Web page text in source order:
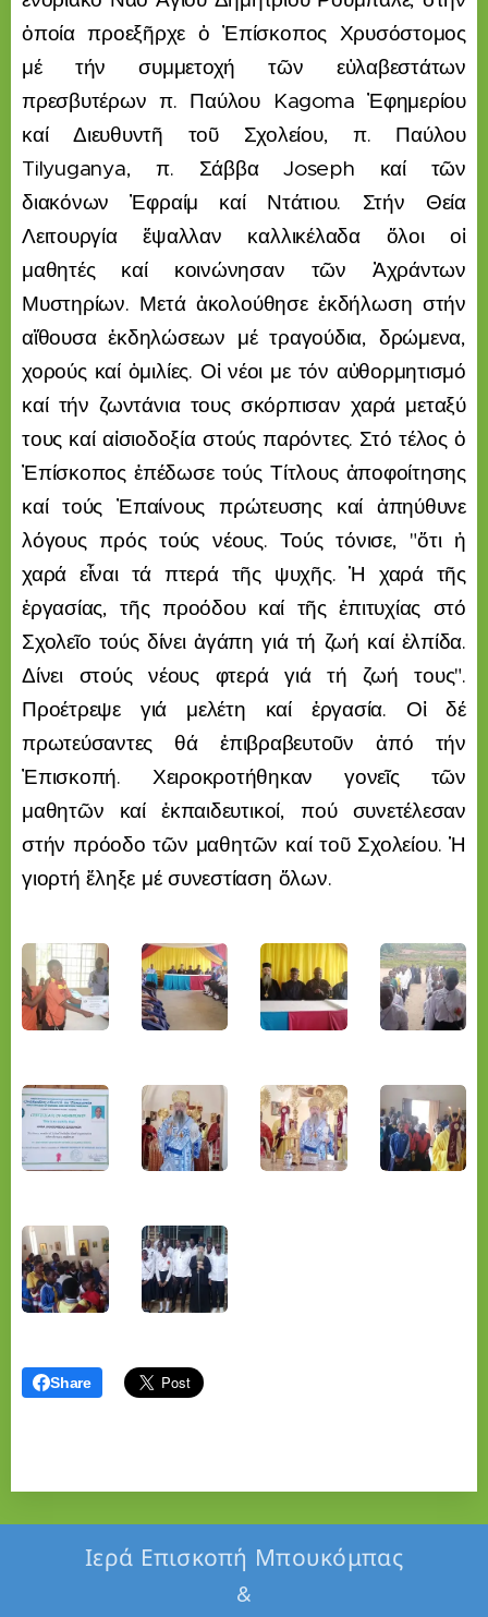
ὁποία προεξῆρχε ὁ Ἐπίσκοπος Χρυσόστομος
μέ τήν συμμετοχή τῶν εὐλαβεστάτων
πρεσβυτέρων π. Παύλου Kagoma Ἐφημερίου
καί Διευθυντῆ τοῦ Σχολείου, π. Παύλου
Tilyuganya, π. Σάββα Joseph καί τῶν
διακόνων Ἐφραίμ καί Ντάτιου. Στήν Θεία
Λειτουργία ἔψαλλαν καλλικέλαδα ὅλοι οἱ
μαθητές καί κοινώνησαν τῶν Ἀχράντων
Μυστηρίων. Μετά ἀκολούθησε ἐκδήλωση στήν
αἴθουσα ἐκδηλώσεων μέ τραγούδια, δρώμενα,
χορούς καί ὁμιλίες. Οἱ νέοι με τόν αὐθορμητισμό
καί τήν ζωντάνια τους σκόρπισαν χαρά μεταξύ
τους καί αἰσιοδοξία στούς παρόντες. Στό τέλος ὁ
Ἐπίσκοπος ἐπέδωσε τούς Τίτλους ἀποφοίτησης
καί τούς Ἐπαίνους πρώτευσης καί ἀπηύθυνε
λόγους πρός τούς νέους. Τούς τόνισε, "ὅτι ἡ
χαρά εἶναι τά πτερά τῆς ψυχῆς. Ἡ χαρά τῆς
ἐργασίας, τῆς προόδου καί τῆς ἐπιτυχίας στό
Σχολεῖο τούς δίνει ἀγάπη γιά τή ζωή καί ἐλπίδα.
Δίνει στούς νέους φτερά γιά τή ζωή τους".
Προέτρεψε γιά μελέτη καί ἐργασία. Οἱ δέ
πρωτεύσαντες θά ἐπιβραβευτοῦν ἀπό τήν
Ἐπισκοπή. Χειροκροτήθηκαν γονεῖς τῶν
μαθητῶν καί ἐκπαιδευτικοί, πού συνετέλεσαν
στήν πρόοδο τῶν μαθητῶν καί τοῦ Σχολείου. Ἡ
γιορτή ἔληξε μέ συνεστίαση ὅλων.
Share
Ιερά Επισκοπή Μπουκόμπας
&